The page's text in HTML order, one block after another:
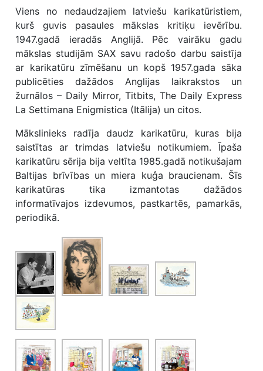
Viens no nedaudzajiem latviešu karikatūristiem,
kurš guvis pasaules mākslas kritiķu ievērību.
1947.gadā ieradās Anglijā. Pēc vairāku gadu
mākslas studijām SAX savu radošo darbu saistīja
ar karikatūru zīmēšanu un kopš 1957.gada sāka
publicēties dažādos Anglijas laikrakstos un
žurnālos – Daily Mirror, Titbits, The Daily Express
La Settimana Enigmistica (Itālija) un citos.
Mākslinieks radīja daudz karikatūru, kuras bija
saistītas ar trimdas latviešu notikumiem. Īpaša
karikatūru sērija bija veltīta 1985.gadā notikušajam
Baltijas brīvības un miera kuģa braucienam. Šīs
karikatūras tika izmantotas dažādos
informatīvajos izdevumos, pastkartēs, pamarkās,
periodikā.